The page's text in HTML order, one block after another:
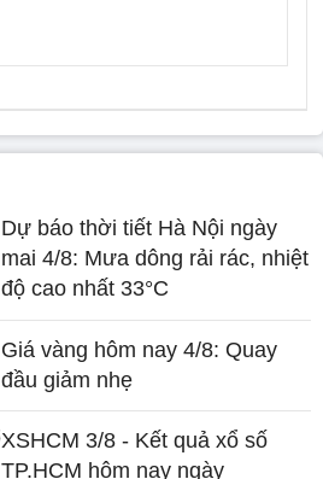
Dự báo thời tiết Hà Nội ngày
mai 4/8: Mưa dông rải rác, nhiệt
độ cao nhất 33°C
Giá vàng hôm nay 4/8: Quay
đầu giảm nhẹ
XSHCM 3/8 - Kết quả xổ số
TP.HCM hôm nay ngày